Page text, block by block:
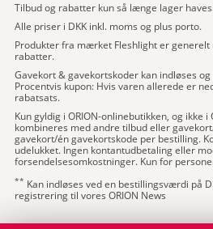
Tilbud og rabatter kun så længe lager
Alle priser i DKK inkl. moms og plus porto.
Produkter fra mærket Fleshlight er
rabatter.
Gavekort & gavekortskoder kan indløses
Procentvis kupon: Hvis varen allerede er
rabatsats.
Kun gyldig i ORION-onlinebutikken, og ikke i
kombineres med andre tilbud eller
gavekort/én gavekortskode per bestilling.
udelukket. Ingen kontantudbetaling eller
forsendelsesomkostninger. Kun for
** Kan indløses ved en bestillingsværdi på
registrering til vores ORION News